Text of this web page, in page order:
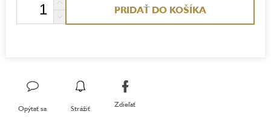
PRIDAŤ DO KOŠÍKA
Opýtať sa Strážiť Zdieľať